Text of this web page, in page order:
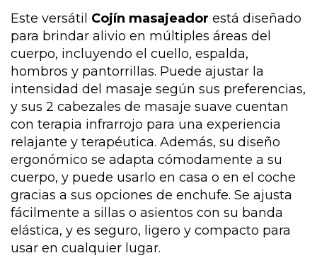
Este versátil Cojín masajeador está diseñado
para brindar alivio en múltiples áreas del
cuerpo, incluyendo el cuello, espalda,
hombros y pantorrillas. Puede ajustar la
intensidad del masaje según sus preferencias,
y sus 2 cabezales de masaje suave cuentan
con terapia infrarrojo para una experiencia
relajante y terapéutica. Además, su diseño
ergonómico se adapta cómodamente a su
cuerpo, y puede usarlo en casa o en el coche
gracias a sus opciones de enchufe. Se ajusta
fácilmente a sillas o asientos con su banda
elástica, y es seguro, ligero y compacto para
usar en cualquier lugar.